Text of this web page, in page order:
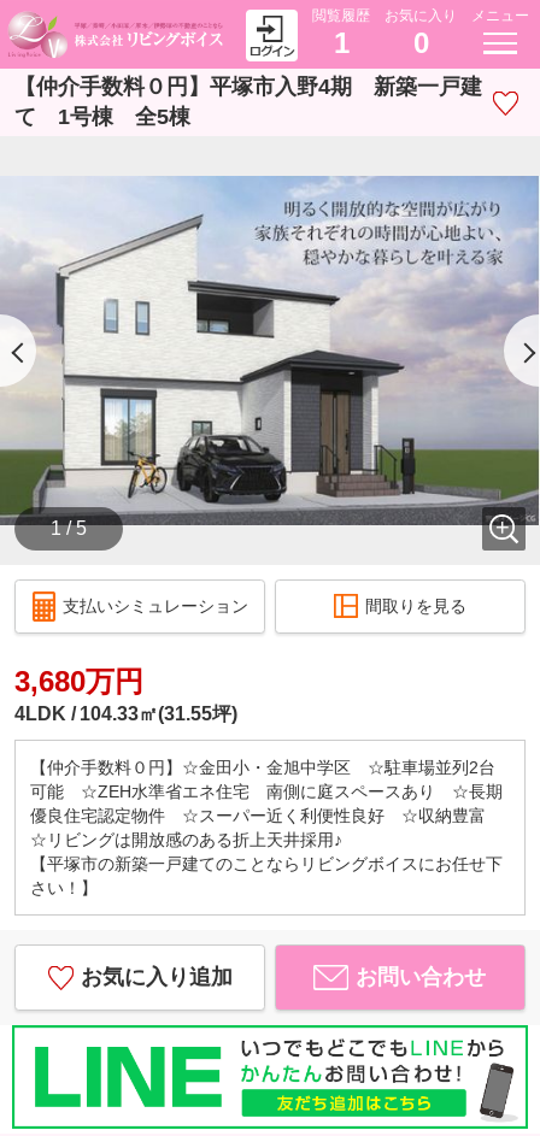
閲覧履歴
1
お気に入り
0
メニュー
【仲介手数料０円】平塚市入野4期 新築一戸建
て 1号棟 全5棟
1 / 5
支払いシミュレーション 間取りを見る
3,680万円
4LDK 104.33㎡(31.55坪)
【仲介手数料０円】☆金田小・金旭中学区 ☆駐車場並列2台
可能 ☆ZEH水準省エネ住宅 南側に庭スペースあり ☆長期
優良住宅認定物件 ☆スーパー近く利便性良好 ☆収納豊富
☆リビングは開放感のある折上天井採用♪
【平塚市の新築一戸建てのことならリビングボイスにお任せ下
さい！】
お気に入り追加 お問い合わせ